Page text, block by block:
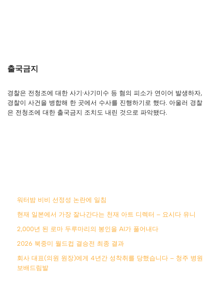
출국금지
경찰은 전청조에 대한 사기·사기미수 등 혐의 피소가 연이어 발생하자,
경찰이 사건을 병합해 한 곳에서 수사를 진행하기로 했다. 아울러 경찰
은 전청조에 대한 출국금지 조치도 내린 것으로 파악됐다.
워터밤 비비 선정성 논란에 일침
현재 일본에서 가장 잘나간다는 천재 아트 디렉터 – 요시다 유니
2,000년 된 로마 두루마리의 봉인을 AI가 풀어내다
2026 북중미 월드컵 결승전 최종 결과
회사 대표(의원 원장)에게 4년간 성착취를 당했습니다 – 청주 병원
보배드림발